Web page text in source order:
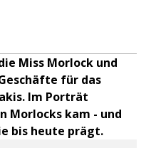
Miss Morlock und
für das
Im Porträt
Morlocks kam - und
bis heute prägt.